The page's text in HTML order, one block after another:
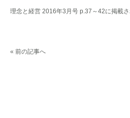
理念と経営 2016年3月号 p.37～42に掲載さ
« 前の記事へ